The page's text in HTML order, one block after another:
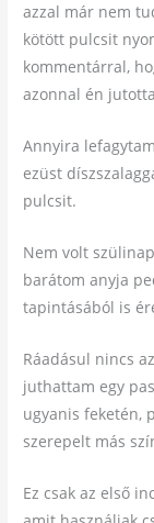
azzal már nem
kötött pulcsit
kommentárral,
azonnal én
Annyira
ezüst
pulcsit.
Nem volt
barátom anyja
tapintásából is
Ráadásul nincs
juthattam egy
ugyanis feketén,
szerepelt más
Ez csak az első